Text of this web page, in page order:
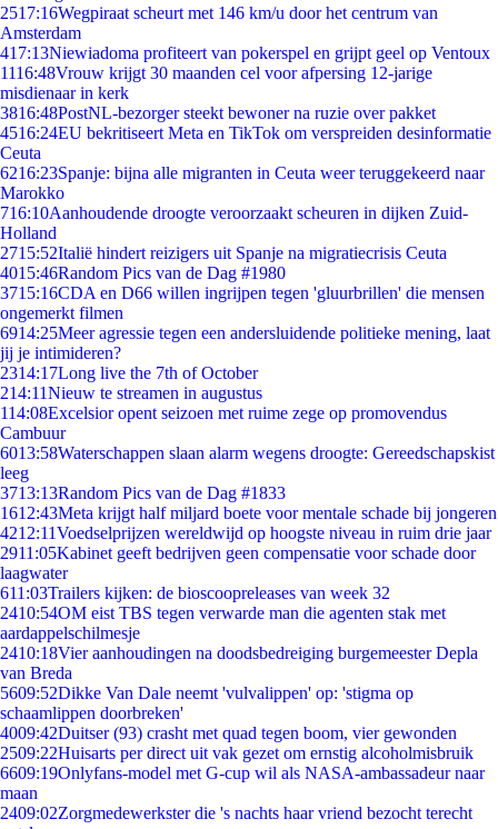
2517:16Wegpiraat scheurt met 146 km/u door het centrum van
Amsterdam
417:13Niewiadoma profiteert van pokerspel en grijpt geel op Ventoux
1116:48Vrouw krijgt 30 maanden cel voor afpersing 12-jarige
misdienaar in kerk
3816:48PostNL-bezorger steekt bewoner na ruzie over pakket
4516:24EU bekritiseert Meta en TikTok om verspreiden desinformatie
Ceuta
6216:23Spanje: bijna alle migranten in Ceuta weer teruggekeerd naar
Marokko
716:10Aanhoudende droogte veroorzaakt scheuren in dijken Zuid-
Holland
2715:52Italië hindert reizigers uit Spanje na migratiecrisis Ceuta
4015:46Random Pics van de Dag #1980
3715:16CDA en D66 willen ingrijpen tegen 'gluurbrillen' die mensen
ongemerkt filmen
6914:25Meer agressie tegen een andersluidende politieke mening, laat
jij je intimideren?
2314:17Long live the 7th of October
214:11Nieuw te streamen in augustus
114:08Excelsior opent seizoen met ruime zege op promovendus
Cambuur
6013:58Waterschappen slaan alarm wegens droogte: Gereedschapskist
leeg
3713:13Random Pics van de Dag #1833
1612:43Meta krijgt half miljard boete voor mentale schade bij jongeren
4212:11Voedselprijzen wereldwijd op hoogste niveau in ruim drie jaar
2911:05Kabinet geeft bedrijven geen compensatie voor schade door
laagwater
611:03Trailers kijken: de bioscoopreleases van week 32
2410:54OM eist TBS tegen verwarde man die agenten stak met
aardappelschilmesje
2410:18Vier aanhoudingen na doodsbedreiging burgemeester Depla
van Breda
5609:52Dikke Van Dale neemt 'vulvalippen' op: 'stigma op
schaamlippen doorbreken'
4009:42Duitser (93) crasht met quad tegen boom, vier gewonden
2509:22Huisarts per direct uit vak gezet om ernstig alcoholmisbruik
6609:19Onlyfans-model met G-cup wil als NASA-ambassadeur naar
maan
2409:02Zorgmedewerkster die 's nachts haar vriend bezocht terecht